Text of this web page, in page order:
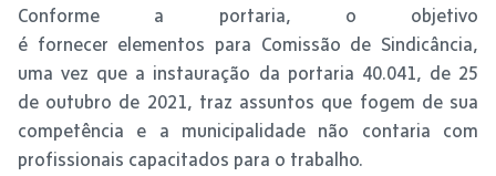
Conforme a portaria, o objetivo
é fornecer elementos para Comissão de Sindicância,
uma vez que a instauração da portaria 40.041, de 25
de outubro de 2021, traz assuntos que fogem de sua
competência e a municipalidade não contaria com
profissionais capacitados para o trabalho.